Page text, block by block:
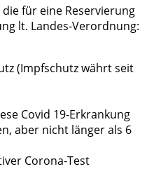
für eine Reservierung
lt. Landes-Verordnung:
(Impfschutz währt seit
Covid 19-Erkrankung
aber nicht länger als 6
Corona-Test